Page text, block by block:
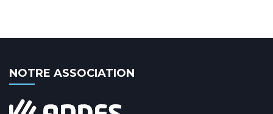
NOTRE ASSOCIATION